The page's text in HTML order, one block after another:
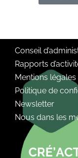
Conseil
Rapports
Mentions légales
Politique de
Newsletter
Nous dans les